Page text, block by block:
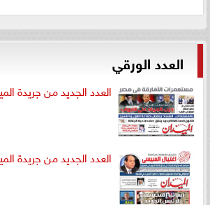
العدد الورقي
العدد الجديد من جريدة
العدد الجديد من جريدة